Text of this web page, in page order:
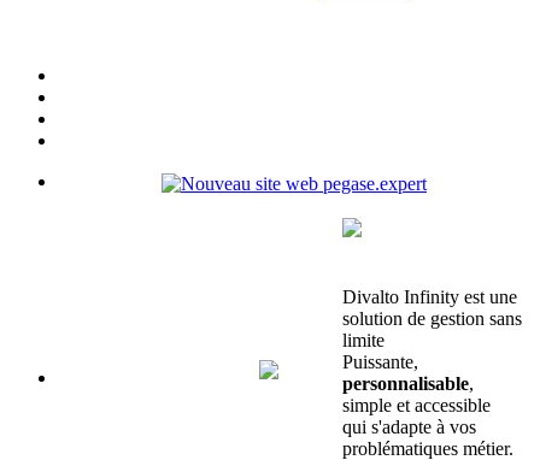
Divalto Infinity est une
solution de gestion sans
limite
Puissante,
personnalisable,
simple et accessible
qui s'adapte à vos
problématiques métier.